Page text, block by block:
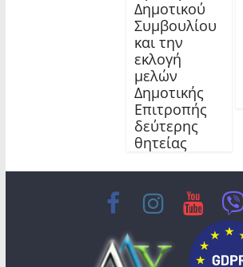
Δημοτικού
Συμβουλίου
και την
εκλογή
μελών
Δημοτικής
Επιτροπής
δεύτερης
θητείας